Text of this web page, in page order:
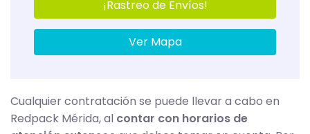
¡Rastreo de Envíos!
Ver Mapa
Cualquier contratación se puede llevar a cabo en
Redpack Mérida, al contar con horarios de